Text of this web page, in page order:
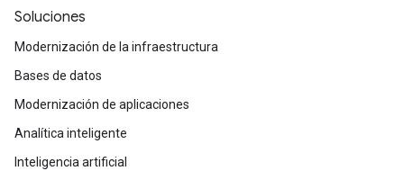
Soluciones
Modernización de la infraestructura
Bases de datos
Modernización de aplicaciones
Analítica inteligente
Inteligencia artificial